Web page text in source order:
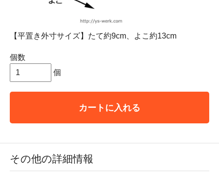
【平置き外寸サイズ】たて約9cm、よこ約13cm
個数
個
カートに入れる
その他の詳細情報